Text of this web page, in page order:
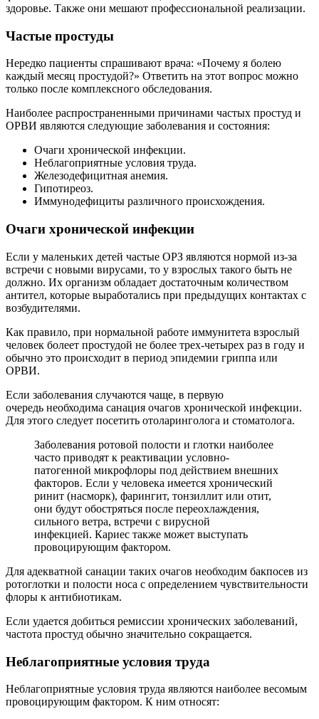
здоровье. Также они мешают профессиональной реализации.
Частые простуды
Нередко пациенты спрашивают врача: «Почему я болею
каждый месяц простудой?» Ответить на этот вопрос можно
только после комплексного обследования.
Наиболее распространенными причинами частых простуд и
ОРВИ являются следующие заболевания и состояния:
Очаги хронической инфекции.
Неблагоприятные условия труда.
Железодефицитная анемия.
Гипотиреоз.
Иммунодефициты различного происхождения.
Очаги хронической инфекции
Если у маленьких детей частые ОРЗ являются нормой из-за
встречи с новыми вирусами, то у взрослых такого быть не
должно. Их организм обладает достаточным количеством
антител, которые выработались при предыдущих контактах с
возбудителями.
Как правило, при нормальной работе иммунитета взрослый
человек болеет простудой не более трех-четырех раз в году и
обычно это происходит в период эпидемии гриппа или
ОРВИ.
Если заболевания случаются чаще, в первую
очередь необходима санация очагов хронической инфекции.
Для этого следует посетить отоларинголога и стоматолога.
Заболевания ротовой полости и глотки наиболее
часто приводят к реактивации условно-
патогенной микрофлоры под действием внешних
факторов. Если у человека имеется хронический
ринит (насморк), фарингит, тонзиллит или отит,
они будут обостряться после переохлаждения,
сильного ветра, встречи с вирусной
инфекцией. Кариес также может выступать
провоцирующим фактором.
Для адекватной санации таких очагов необходим бакпосев из
ротоглотки и полости носа с определением чувствительности
флоры к антибиотикам.
Если удается добиться ремиссии хронических заболеваний,
частота простуд обычно значительно сокращается.
Неблагоприятные условия труда
Неблагоприятные условия труда являются наиболее весомым
провоцирующим фактором. К ним относят: